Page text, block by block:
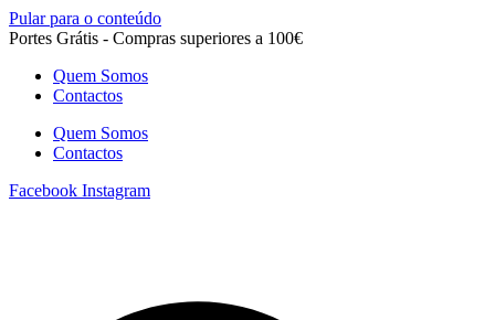
Pular para o conteúdo
Portes Grátis - Compras superiores a 100€
Quem Somos
Contactos
Quem Somos
Contactos
Facebook Instagram